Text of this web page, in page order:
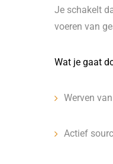
Je schakelt
voeren van
Wat je gaat
Werven
Actief